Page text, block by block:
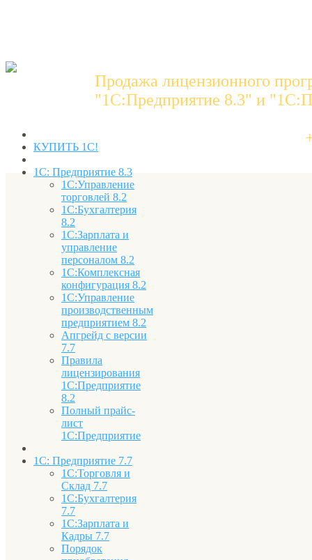
Продажа лицензионного
"1C:Предприятие 8.3" и
КУПИТЬ 1С!
1С: Предприятие 8.3
1С:Управление
торговлей 8.2
1С:Бухгалтерия
8.2
1С:Зарплата и
управление
персоналом 8.2
1С:Комплексная
конфигурация 8.2
1С:Управление
производственным
предприятием 8.2
Апгрейд с версии
7.7
Правила
лицензирования
1С:Предприятие
8.2
Полный прайс-
лист
1С:Предприятие
1С: Предприятие 7.7
1С:Торговля и
Склад 7.7
1С:Бухгалтерия
7.7
1С:Зарплата и
Кадры 7.7
Порядок